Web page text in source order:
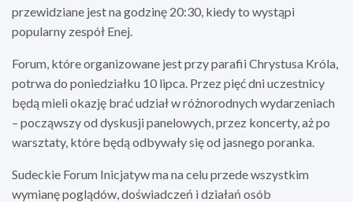
przewidziane jest na godzinę 20:30, kiedy to wystąpi
popularny zespół Enej.
Forum, które organizowane jest przy parafii Chrystusa Króla,
potrwa do poniedziałku 10 lipca. Przez pięć dni uczestnicy
będą mieli okazję brać udział w różnorodnych wydarzeniach
– począwszy od dyskusji panelowych, przez koncerty, aż po
warsztaty, które będą odbywały się od jasnego poranka.
Sudeckie Forum Inicjatyw ma na celu przede wszystkim
wymianę poglądów, doświadczeń i działań osób